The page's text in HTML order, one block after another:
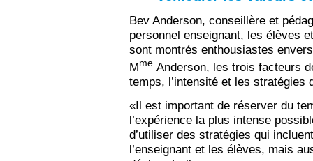
Bev Anderson, conseillère et
personnel enseignant, les élèves
sont montrés enthousiastes
Mme Anderson, les trois facteurs
temps, l’intensité et les stratégies
«Il est important de réserver du
l’expérience la plus intense
d’utiliser des stratégies qui
l’enseignant et les élèves, mais